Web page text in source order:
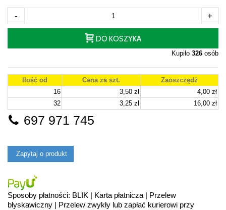
- +
DO KOSZYKA
Kupiło 326 osób
Ilość od Cena za szt.
Zaoszczędź
16
3,50 zł
4,00 zł
32
3,25 zł 16,00 zł
697 971 745
Zapytaj o produkt
Sposoby płatności: BLIK | Karta płatnicza | Przelew
błyskawiczny | Przelew zwykły lub zapłać kurierowi przy